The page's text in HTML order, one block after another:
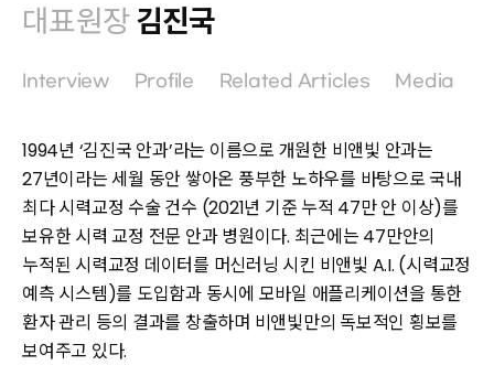
대표원장김진국
Interview Profile Related Articles Media
1994년 ‘김진국 안과’라는 이름으로 개원한 비앤빛 안과는
27년이라는 세월 동안 쌓아온 풍부한 노하우를 바탕으로 국내
최다 시력교정 수술 건수 (2021년 기준 누적 47만 안 이상)를
보유한 시력 교정 전문 안과 병원이다. 최근에는 47만안의
누적된 시력교정 데이터를 머신러닝 시킨 비앤빛 A.I. (시력교정
예측 시스템)를 도입함과 동시에 모바일 애플리케이션을 통한
환자 관리 등의 결과를 창출하며 비앤빛만의 독보적인 횡보를
보여주고 있다.